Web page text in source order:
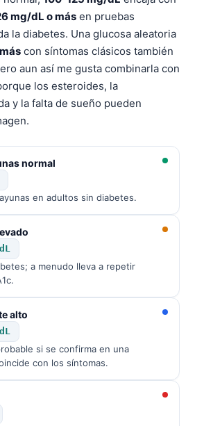
mg/dL o más en pruebas
la diabetes. Una glucosa aleatoria
con síntomas clásicos también
aun así me gusta combinarla con
los esteroides, la
y la falta de sueño pueden
normal
en adultos sin diabetes.
a menudo lleva a repetir
alto
si se confirma en una
con los síntomas.